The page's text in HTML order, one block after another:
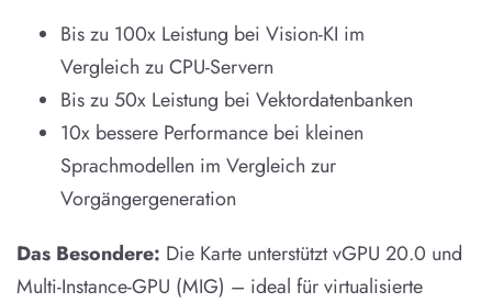
Bis zu 100x Leistung bei Vision-KI im
Vergleich zu CPU-Servern
Bis zu 50x Leistung bei Vektordatenbanken
10x bessere Performance bei kleinen
Sprachmodellen im Vergleich zur
Vorgängergeneration
Das Besondere: Die Karte unterstützt vGPU 20.0 und
Multi-Instance-GPU (MIG) – ideal für virtualisierte